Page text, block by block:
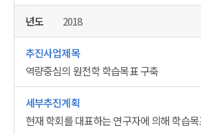
2018
역량중심의 원전학 학습목표 구축
현재 학회를 대표하는 연구자에 의해 학습